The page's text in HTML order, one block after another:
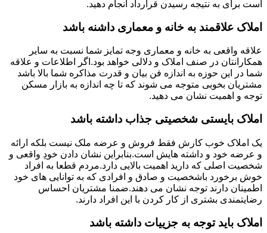
است برای به نتیجه رسیدن قرارداد انجام دهید.
املاک علاقمند به خانه و معماری داشنه باشد
علاقه واقعی به خانه و معماری وجه تمایز شما نسبت به سایر
همکارانتان در صنف املاک و دلالی خواهد بود.اگر اطلاعات و علاقه
شما در این حوزه به اندازه فن بیان و قدرت مذاکره شما بالا باشد
مشتریان بخوبی متوجه می شوند که تا چه اندازه به بازار مسکن
توجه و اهمیت نشان می دهید.
املاک بایستی شخصیتی جذاب داشته باشد
یک املاک خوب کارش فقط فروش و عرضه ملک نیست بلکه ارائه
و عرضه خود و داشته هایش است.بنابراین نشان دادن خودِ واقعی و
شخصیت اصلی که دارید اهمیت بالایی دارد.مردم قطعا به افراد
خوش برخورد باشخصیت و صادق و افرادی که به توانایی های خود
اطمینان دارند توجه نشان می دهند.ضمنا مشتریان احساس
رضایتمندی بشتری از کار کردن با این افراد دارند.
املاک باید توجه به جزییات داشته باشد